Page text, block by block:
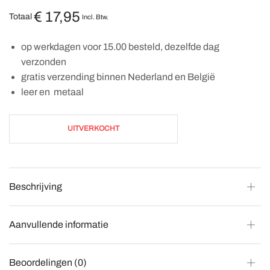
Totaal € 17,95 Incl. Btw.
op werkdagen voor 15.00 besteld, dezelfde dag
verzonden
gratis verzending binnen Nederland en België
leer en metaal
UITVERKOCHT
Beschrijving
Aanvullende informatie
Beoordelingen (0)